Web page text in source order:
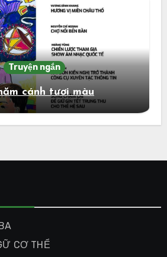
Truyện ngắn
cánh tươi màu
CƠ THỂ